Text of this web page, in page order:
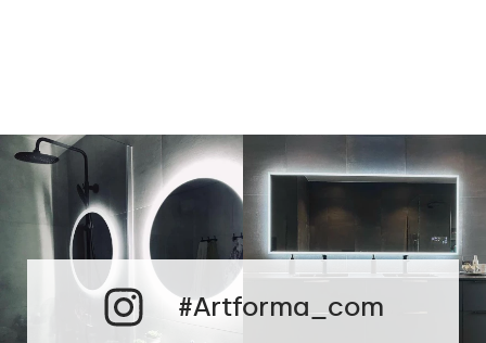
Energiatarbimine 9,6 W / m
Garant 2
Kaitseklass IP20
#Artforma_com